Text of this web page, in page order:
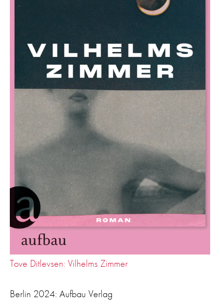
Tove Ditlevsen: Vilhelms Zimmer
Berlin 2024: Aufbau Verlag